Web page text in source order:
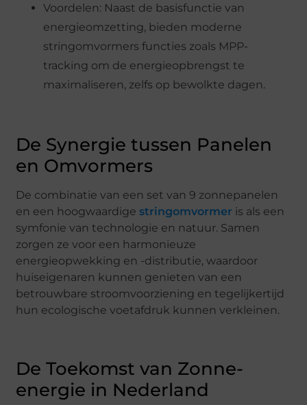
Voordelen: Naast de basisfunctie van
energieomzetting, bieden moderne
stringomvormers functies zoals MPP-
tracking om de energieopbrengst te
maximaliseren, zelfs op bewolkte dagen.
De Synergie tussen Panelen
en Omvormers
De combinatie van een set van 9 zonnepanelen
en een hoogwaardigestringomvormer is als een
symfonie van technologie en natuur. Samen
zorgen ze voor een harmonieuze
energieopwekking en -distributie, waardoor
huiseigenaren kunnen genieten van een
betrouwbare stroomvoorziening en tegelijkertijd
hun ecologische voetafdruk kunnen verkleinen.
De Toekomst van Zonne-
energie in Nederland